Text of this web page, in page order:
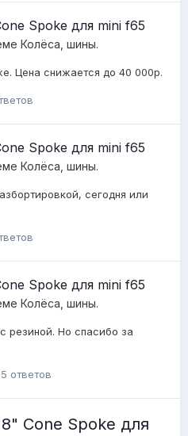
Spoke для mini f65
Колёса, шины.
Цена снижается до 40 000р.
Spoke для mini f65
Колёса, шины.
сегодня или
Spoke для mini f65
Колёса, шины.
резиной. Но спасибо за
5 ответов
Cone Spoke для